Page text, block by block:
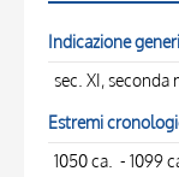
Indicazione
sec. XI, seconda
Estremi
1050 ca. - 1099